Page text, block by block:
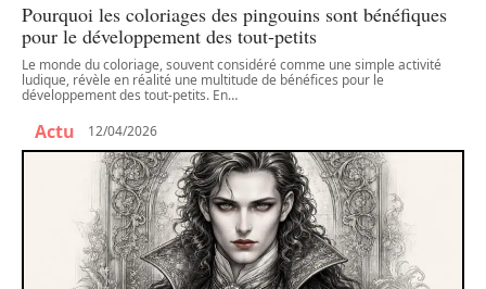
Pourquoi les coloriages des pingouins sont bénéfiques
pour le développement des tout-petits
Le monde du coloriage, souvent considéré comme une simple activité
ludique, révèle en réalité une multitude de bénéfices pour le
développement des tout-petits. En…
Actu 12/04/2026